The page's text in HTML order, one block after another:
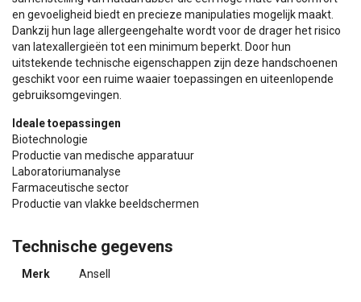
en gevoeligheid biedt en precieze manipulaties mogelijk maakt.
Dankzij hun lage allergeengehalte wordt voor de drager het risico
van latexallergieën tot een minimum beperkt. Door hun
uitstekende technische eigenschappen zijn deze handschoenen
geschikt voor een ruime waaier toepassingen en uiteenlopende
gebruiksomgevingen.
Ideale toepassingen
Biotechnologie
Productie van medische apparatuur
Laboratoriumanalyse
Farmaceutische sector
Productie van vlakke beeldschermen
Technische gegevens
Merk Ansell